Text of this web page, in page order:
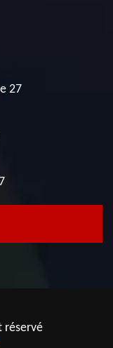
27
réservé